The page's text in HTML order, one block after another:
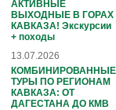
АКТИВНЫЕ
ВЫХОДНЫЕ В ГОРАХ
КАВКАЗА! Экскурсии
+ походы
13.07.2026
КОМБИНИРОВАННЫЕ
ТУРЫ ПО РЕГИОНАМ
КАВКАЗА: ОТ
ДАГЕСТАНА ДО КМВ